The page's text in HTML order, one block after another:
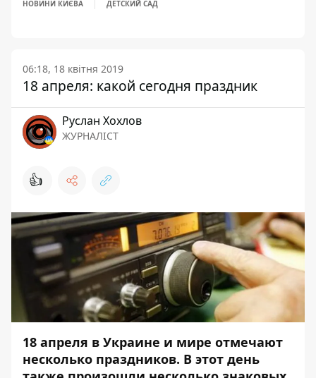
НОВИНИ КИЄВА ДЕТСКИЙ САД
06:18, 18 квітня 2019
18 апреля: какой сегодня праздник
Руслан Хохлов
ЖУРНАЛІСТ
👍
18 апреля в Украине и мире отмечают
несколько праздников. В этот день